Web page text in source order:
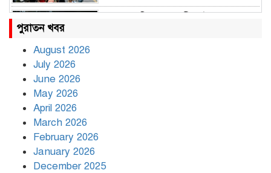
পুরাতন খবর
August 2026
July 2026
June 2026
May 2026
April 2026
March 2026
February 2026
January 2026
December 2025